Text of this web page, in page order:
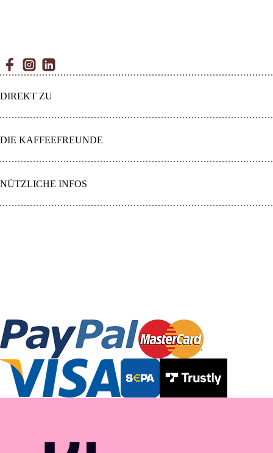
FacebookInstagramLinkedin
DIREKT ZU
DIE KAFFEEFREUNDE
NÜTZLICHE INFOS